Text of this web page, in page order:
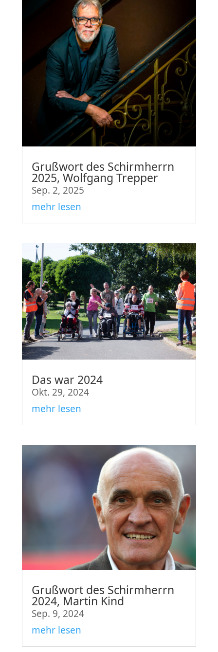
Grußwort des Schirmherrn
2025, Wolfgang Trepper
Sep. 2, 2025
mehr lesen
Das war 2024
Okt. 29, 2024
mehr lesen
Grußwort des Schirmherrn
2024, Martin Kind
Sep. 9, 2024
mehr lesen